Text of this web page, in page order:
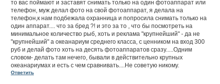
то вас поймают и заставят снимать только на один фотоаппарат или
телефон, муж делал фото на свой фотоаппарат, я делала на
телефон,к нам подбежала охранница и попросила снимать только на
один аппарат.... что за бред ?! и это за то , что бы посмотреть на
минимальное количество рыб, хоть и реклама "крупнейший" - да не
"крупнейший" а океанариум среднего класса, с ценником на вход 300
руб и делай фото хоть на десять фотоаппаратов сразу.....Одним
словом- делать там нечего, бывали в действительно крупных
океанариумах и есть с чем сравнивать....Не советую никому.
Ответить